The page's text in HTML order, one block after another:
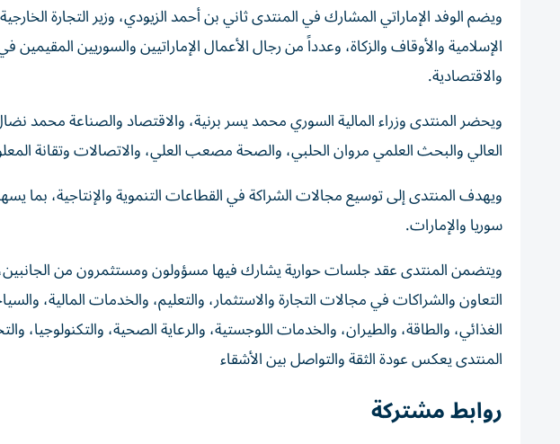
ويضم الوفد الإماراتي المشارك في المنتدى ثاني بن أحمد الزيودي، وزير التجارة
الإسلامية والأوقاف والزكاة، وعدداً من رجال الأعمال الإماراتيين والسوريين
والاقتصادية.
ويحضر المنتدى وزراء المالية السوري محمد يسر برنية، والاقتصاد والصناعة محمد
العالي والبحث العلمي مروان الحلبي، والصحة مصعب العلي، والاتصالات وتقانة
ويهدف المنتدى إلى توسيع مجالات الشراكة في القطاعات التنموية والإنتاجية، بما
سوريا والإمارات.
ويتضمن المنتدى عقد جلسات حوارية يشارك فيها مسؤولون ومستثمرون من
التعاون والشراكات في مجالات التجارة والاستثمار، والتعليم، والخدمات المالية،
الغذائي، والطاقة، والطيران، والخدمات اللوجستية، والرعاية الصحية، والتكنولوجيا،
المنتدى يعكس عودة الثقة والتواصل بين الأشقاء
روابط مشتركة